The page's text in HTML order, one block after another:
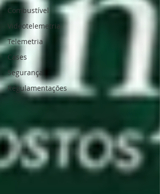
Combustível
Videotelemetria
Telemetria
Cases
Segurança
Regulamentações